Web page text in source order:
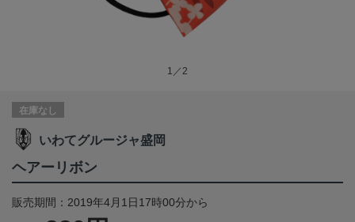
1／2
在庫なし
いわてグルージャ盛岡
ヘアーリボン
販売期間：2019年4月1日17時00分から